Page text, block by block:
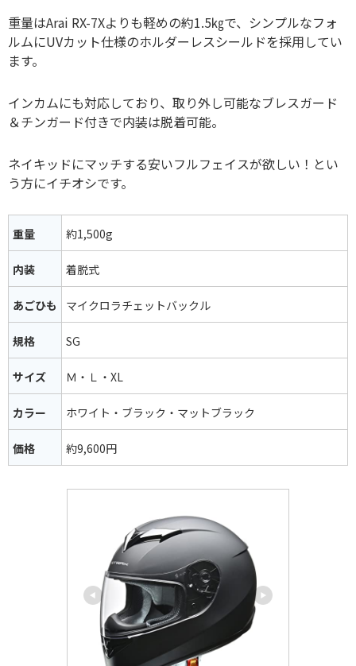
重量はArai RX-7Xよりも軽めの約1.5㎏で、シンプルなフォ
ルムにUVカット仕様のホルダーレスシールドを採用してい
ます。
インカムにも対応しており、取り外し可能なブレスガード
＆チンガード付きで内装は脱着可能。
ネイキッドにマッチする安いフルフェイスが欲しい！とい
う方にイチオシです。
重量 約1,500g
内装 着脱式
あごひも マイクロラチェットバックル
規格 SG
サイズ Ｍ・Ｌ・XL
カラー ホワイト・ブラック・マットブラック
価格 約9,600円